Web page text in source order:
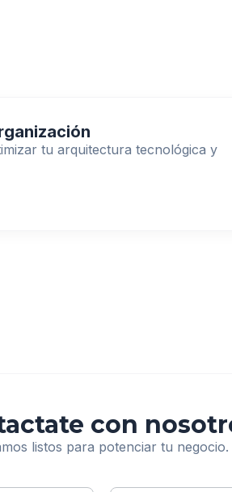
tu arquitectura tecnológica y
con
listos para potenciar tu negocio.